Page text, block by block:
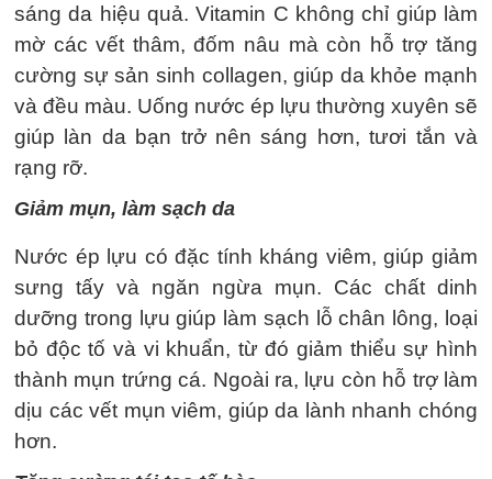
sáng da hiệu quả. Vitamin C không chỉ giúp làm
mờ các vết thâm, đốm nâu mà còn hỗ trợ tăng
cường sự sản sinh collagen, giúp da khỏe mạnh
và đều màu. Uống nước ép lựu thường xuyên sẽ
giúp làn da bạn trở nên sáng hơn, tươi tắn và
rạng rỡ.
Giảm mụn, làm sạch da
Nước ép lựu có đặc tính kháng viêm, giúp giảm
sưng tấy và ngăn ngừa mụn. Các chất dinh
dưỡng trong lựu giúp làm sạch lỗ chân lông, loại
bỏ độc tố và vi khuẩn, từ đó giảm thiểu sự hình
thành mụn trứng cá. Ngoài ra, lựu còn hỗ trợ làm
dịu các vết mụn viêm, giúp da lành nhanh chóng
hơn.